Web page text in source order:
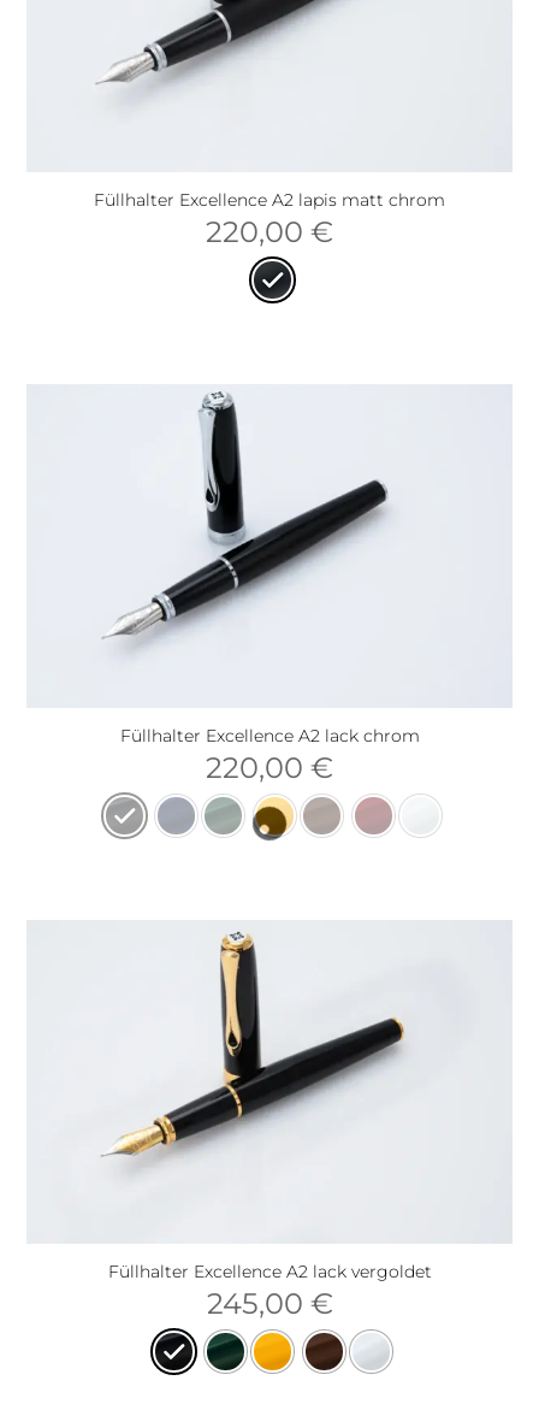
Füllhalter Excellence A2 lapis matt chrom
220,00 €
Füllhalter Excellence A2 lack chrom
220,00 €
Füllhalter Excellence A2 lack vergoldet
245,00 €